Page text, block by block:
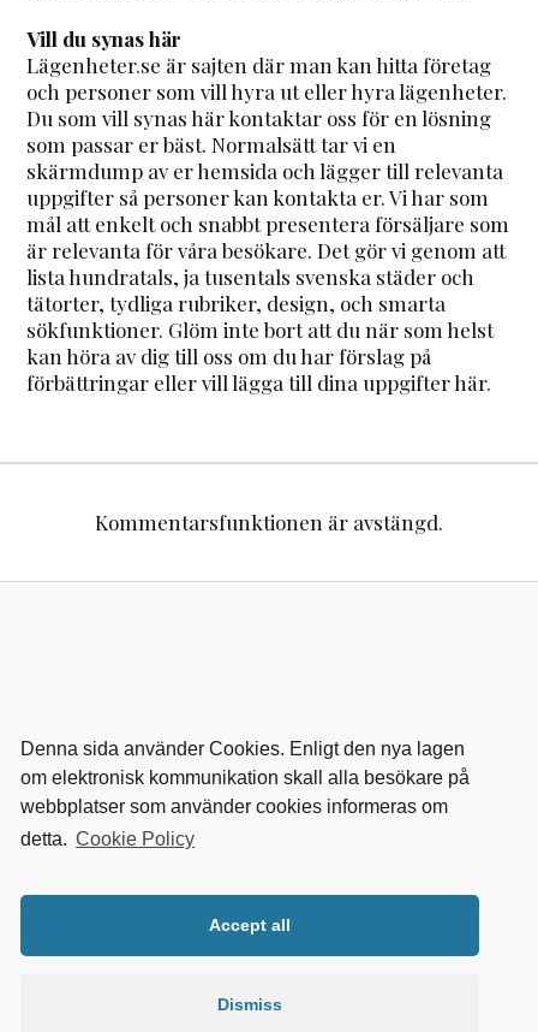
Vill du synas här
Lägenheter.se är sajten där man kan hitta företag
och personer som vill hyra ut eller hyra lägenheter.
Du som vill synas här kontaktar oss för en lösning
som passar er bäst. Normalsätt tar vi en
skärmdump av er hemsida och lägger till relevanta
uppgifter så personer kan kontakta er. Vi har som
mål att enkelt och snabbt presentera försäljare som
är relevanta för våra besökare. Det gör vi genom att
lista hundratals, ja tusentals svenska städer och
tätorter, tydliga rubriker, design, och smarta
sökfunktioner. Glöm inte bort att du när som helst
kan höra av dig till oss om du har förslag på
förbättringar eller vill lägga till dina uppgifter här.
Kommentarsfunktionen är avstängd.
Denna sida använder Cookies. Enligt den nya lagen
om elektronisk kommunikation skall alla besökare på
webbplatser som använder cookies informeras om
detta. Cookie Policy
Accept all
Dismiss